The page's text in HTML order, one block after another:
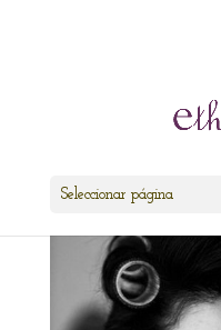
Seleccionar página